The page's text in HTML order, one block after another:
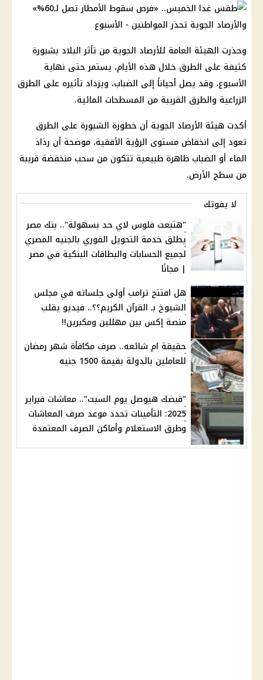
وحذرت الهيئة العامة للأرصاد الجوية من تأثر البلاد بشبورة
كثيفة على الطرق خلال هذه الأيام، يستمر حتى نهاية
الأسبوع، وقد يصل أحياناً إلى الضباب، ويزداد تأثيره على الطرق
الزراعية والطرق القريبة من المسطحات المائية.
أكدت هيئة الأرصاد الجوية أن خطورة الشبورة على الطرق
تعود إلى انخفاض مستوى الرؤية الأفقية، موضحة أن رذاذ
الماء أو الضباب ظاهرة طبيعية تتكون من سحب منخفضة قريبة
من سطح الأرض.
لا يفوتك
"هتبعت فلوس لاي حد بسهولة".. بنك مصر
يطلق خدمة التحويل الفوري بالجنيه المصري
لجميع الحسابات والبطاقات البنكية في مصر
| مجانًا
هل افتتح ترامب أولى جلساته في مجلس
الشيوخ بـ القرآن الكريم؟؟.. فيديو يقلب
منصة إكس بين مهللين ومكبرين!!
حقيقة ام شائعه.. صرف مكافأة شهر رمضان
للعاملين بالدولة بقيمة 1500 جنيه
"قبضك هيوصل يوم السبت".. معاشات فبراير
2025: التأمينات تحدد موعد صرف المعاشات
وطرق الاستعلام وأماكن الصرف المعتمدة